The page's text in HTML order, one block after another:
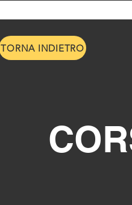
TORNA INDIETRO